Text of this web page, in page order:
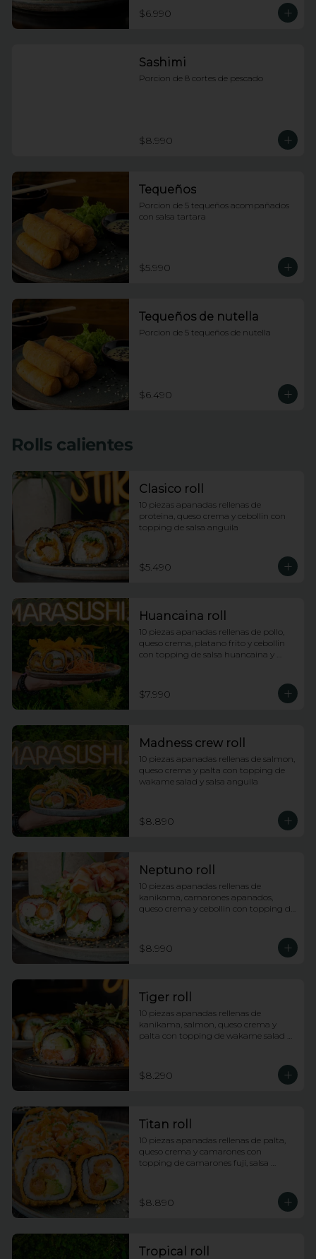
$6.990
Sashimi
Porcion de 8 cortes de pescado
$8.990
Tequeños
Porcion de 5 tequeños acompañados
con salsa tartara
$5.990
Tequeños de nutella
Porcion de 5 tequeños de nutella
$6.490
Rolls calientes
Clasico roll
10 piezas apanadas rellenas de
proteina, queso crema y cebollin con
topping de salsa anguila
$5.490
Huancaina roll
10 piezas apanadas rellenas de pollo,
queso crema, platano frito y cebollin
con topping de salsa huancaina y
$7.990
Madness crew roll
10 piezas apanadas rellenas de salmon,
queso crema y palta con topping de
wakame salad y salsa anguila
$8.890
Neptuno roll
10 piezas apanadas rellenas de
kanikama, camarones apanados,
queso crema y cebollin con topping de
$8.990
Tiger roll
10 piezas apanadas rellenas de
kanikama, salmon, queso crema y
palta con topping de wakame salad y
$8.290
Titan roll
10 piezas apanadas rellenas de palta,
queso crema y camarones con
topping de camarones fuji, salsa
$8.890
Tropical roll